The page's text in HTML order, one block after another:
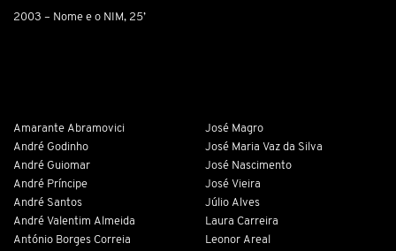
2003 – Nome e o NIM, 25’
Amarante Abramovici
André Godinho
André Guiomar
André Príncipe
André Santos
André Valentim Almeida
António Borges Correia
José Magro
José Maria Vaz da Silva
José Nascimento
José Vieira
Júlio Alves
Laura Carreira
Leonor Areal